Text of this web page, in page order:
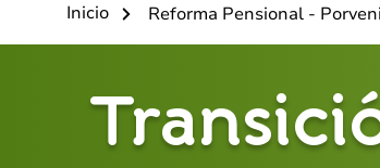
Inicio Reforma Pensional -